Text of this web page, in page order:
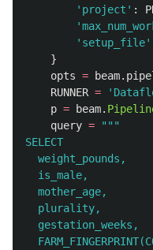
' project ' :
'
' setup_file'
}
opts = beam.
RUNNER = '
p = beam.
query =
"""
SELECT
  weight_pounds,
  is_male,
  mother_age,
  plurality,
  gestation_weeks,